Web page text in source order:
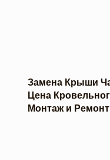
Замена Крыши
Цена
Монтаж и